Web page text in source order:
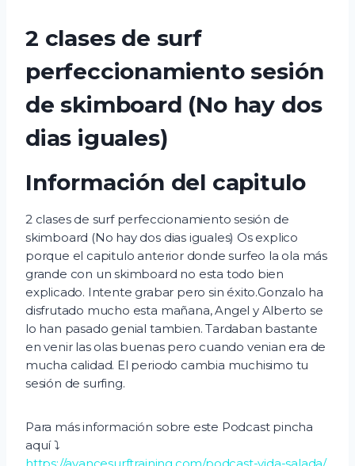
r
p
i
o
i
2 clases de surf
perfeccionamiento sesión
de skimboard (No hay dos
dias iguales)
Información del capitulo
2 clases de surf perfeccionamiento sesión de
skimboard (No hay dos dias iguales) Os explico
porque el capitulo anterior donde surfeo la ola más
grande con un skimboard no esta todo bien
explicado. Intente grabar pero sin éxito.Gonzalo ha
disfrutado mucho esta mañana, Angel y Alberto se
lo han pasado genial tambien. Tardaban bastante
en venir las olas buenas pero cuando venian era de
mucha calidad. El periodo cambia muchisimo tu
sesión de surfing.
Para más información sobre este Podcast pincha
aquí ⤵️